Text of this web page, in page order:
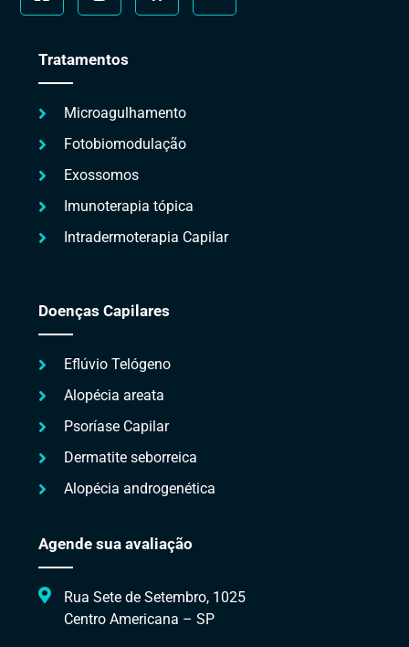
Tratamentos
Microagulhamento
Fotobiomodulação
Exossomos
Imunoterapia tópica
Intradermoterapia Capilar
Doenças Capilares
Eflúvio Telógeno
Alopécia areata
Psoríase Capilar
Dermatite seborreica
Alopécia androgenética
Agende sua avaliação
Rua Sete de Setembro, 1025
Centro Americana – SP